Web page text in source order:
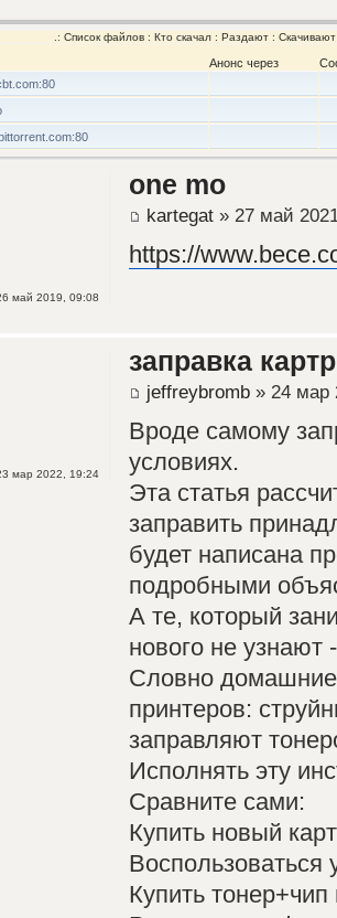
.: Список файлов : Кто скачал : Раздают : Скачивают
Анонс через
one mo
kartegat» 27 май
https://
май 2019, 09:08
заправка
jeffreybromb» 24 мар
Вроде самому
условиях.
Эта статья
заправить
будет написана
подробными
А те, который
нового не узнают
Словно домашние
принтеров:
заправляют
Исполнять эту
Сравните сами:
Купить новый
Воспользоваться
Купить
мар 2022, 19:24